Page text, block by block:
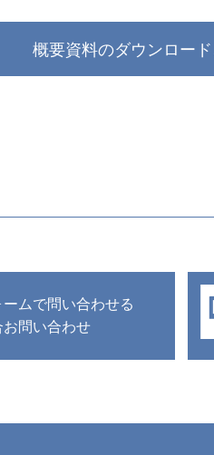
概要資料のダウンロー
ームで問い合わせる
お問い合わせ